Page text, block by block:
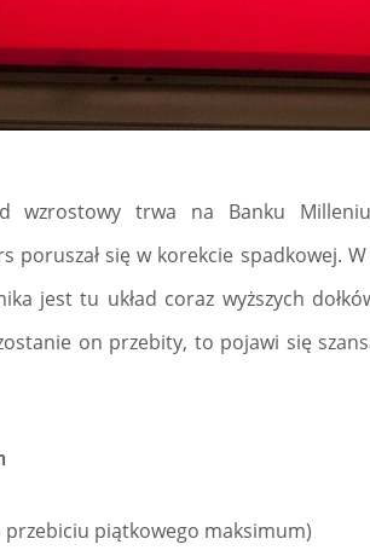
wzrostowy trwa na Banku
poruszał się w korekcie spadkowej.
jest tu układ coraz wyższych
zostanie on przebity, to pojawi się
przebiciu piątkowego maksimum)